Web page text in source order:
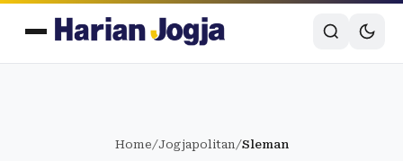
Home/Jogjapolitan/Sleman